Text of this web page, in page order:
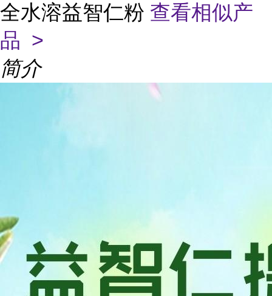
全水溶益智仁粉 查看相似产
品 >
简介